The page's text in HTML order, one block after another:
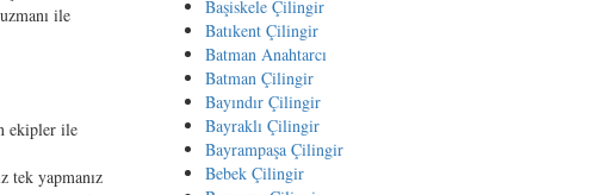
ile
ekipler ile
tek yapmanız
Başiskele Çilingir
Batıkent Çilingir
Batman Anahtarcı
Batman Çilingir
Bayındır Çilingir
Bayraklı Çilingir
Bayrampaşa Çilingir
Bebek Çilingir